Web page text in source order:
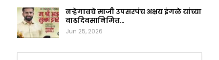
नऱ्हेगावचे माजी उपसरपंच अक्षय इंगळे यांच्या
वाढदिवसानिमित्त…
Jun 25, 2026